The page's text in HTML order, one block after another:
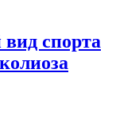
спорта